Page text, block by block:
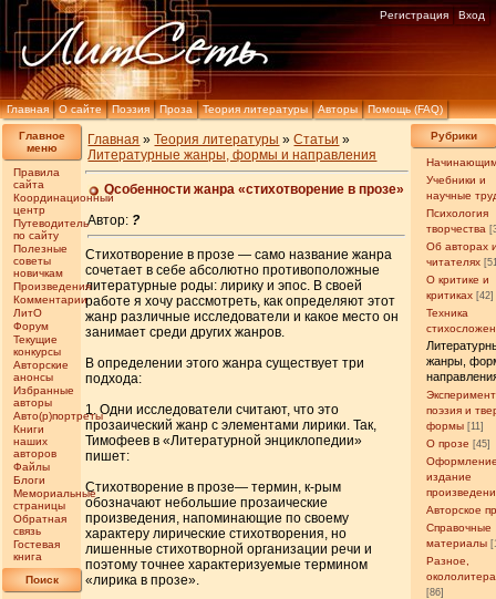
Главная О сайте Поэзия Проза Теория литературы Авторы Помощь (FAQ)
Регистрация Вход
Главное
меню
Правила
сайта
Координационный
центр
Путеводитель
по сайту
Полезные
советы
новичкам
Произведения
Комментарии
ЛитО
Форум
Текущие
конкурсы
Авторские
анонсы
Избранные
авторы
Авто(р)портреты
Книги
наших
авторов
Файлы
Блоги
Мемориальные
страницы
Обратная
связь
Гостевая
книга
Поиск
Рубрики
Учебники и
научные
Психология
творчества
Об авторах
читателях
О критике и
критиках [42]
Техника
жанры,
поэзия и
формы [11]
О прозе [45]
издание
Авторское
Справочные
материалы
Разное,
[86]
Главная »Теория литературы »Статьи »
Литературные жанры, формы и направления
Особенности жанра «стихотворение в прозе»
Автор: ?
Стихотворение в прозе — само название жанра
сочетает в себе абсолютно противоположные
литературные роды: лирику и эпос. В своей
работе я хочу рассмотреть, как определяют этот
жанр различные исследователи и какое место он
занимает среди других жанров.
В определении этого жанра существует три
подхода:
1. Одни исследователи считают, что это
прозаический жанр с элементами лирики. Так,
Тимофеев в «Литературной энциклопедии»
пишет:
Стихотворение в прозе— термин, к-рым
обозначают небольшие прозаические
произведения, напоминающие по своему
характеру лирические стихотворения, но
лишенные стихотворной организации речи и
поэтому точнее характеризуемые термином
«лирика в прозе».